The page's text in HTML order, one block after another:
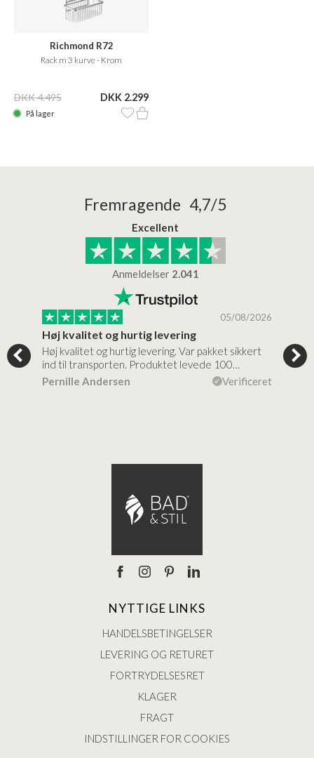
Richmond R72
Rack m 3 kurve - Krom
DKK 4.495 DKK 2.299
På lager
Fremragende 4,7/5
Excellent
Anmeldelser 2.041
05/08/2026
Høj kvalitet og hurtig levering
Høj kvalitet og hurtig levering. Var pakket sikkert
ind til transporten. Produktet levede 100…
Pernille Andersen
Verificeret
NYTTIGE LINKS
HANDELSBETINGELSER
LEVERING OG RETURET
FORTRYDELSESRET
KLAGER
FRAGT
INDSTILLINGER FOR COOKIES